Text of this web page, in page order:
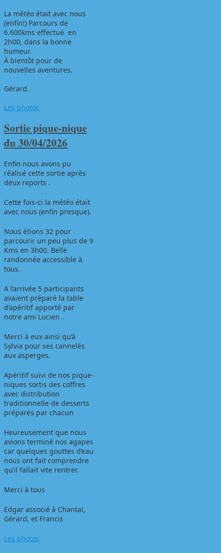
La météo était avec nous
(enfin!) Parcours de
6.600kms effectué en
2h00, dans la bonne
humeur.
À bientôt pour de
nouvelles aventures.
Gérard.
Les photos
Sortie pique-nique
du 30/04/2026
Enfin nous avons pu
réalisé cette sortie après
deux reports .
Cette fois-ci la météo était
avec nous (enfin presque).
Nous étions 32 pour
parcourir un peu plus de 9
Kms en 3h00. Belle
randonnée accessible à
tous.
A l’arrivée 5 participants
avaient préparé la table
d’apéritif apporté par
notre ami Lucien .
Merci à eux ainsi qu’à
Sylvia pour ses cannelés
aux asperges.
Apéritif suivi de nos pique-
niques sortis des coffres
avec distribution
traditionnelle de desserts
préparés par chacun
Heureusement que nous
avions terminé nos agapes
car quelques gouttes d’eau
nous ont fait comprendre
qu’il fallait vite rentrer.
Merci à tous
Edgar associé à Chantal,
Gérard, et Francis
Les photos